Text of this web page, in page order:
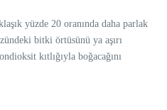
yüzde 20 oranında daha parlak
bitki örtüsünü ya aşırı
kıtlığıyla boğacağını